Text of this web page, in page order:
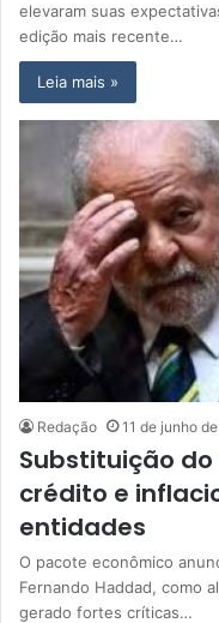
elevaram suas
edição mais recente…
Leia mais »
Redação 11 de junho
Substituição do
crédito e
entidades
O pacote econômico
Fernando Haddad, como
gerado fortes críticas…